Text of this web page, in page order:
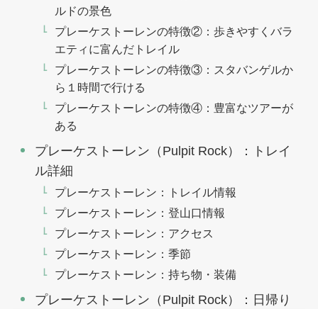
ルドの景色
プレーケストーレンの特徴②：歩きやすくバラ
エティに富んだトレイル
プレーケストーレンの特徴③：スタバンゲルか
ら１時間で行ける
プレーケストーレンの特徴④：豊富なツアーが
ある
プレーケストーレン（Pulpit Rock）：トレイ
ル詳細
プレーケストーレン：トレイル情報
プレーケストーレン：登山口情報
プレーケストーレン：アクセス
プレーケストーレン：季節
プレーケストーレン：持ち物・装備
プレーケストーレン（Pulpit Rock）：日帰り